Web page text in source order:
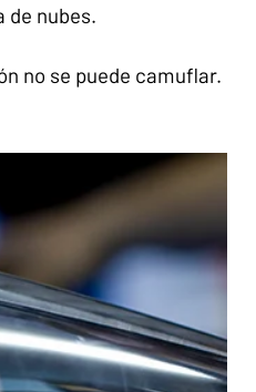
de nubes.
no se puede camuflar.